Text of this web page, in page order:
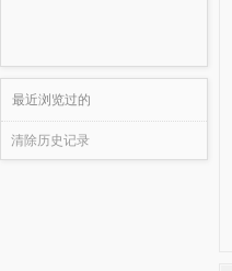
最近浏览过的
清除历史记录